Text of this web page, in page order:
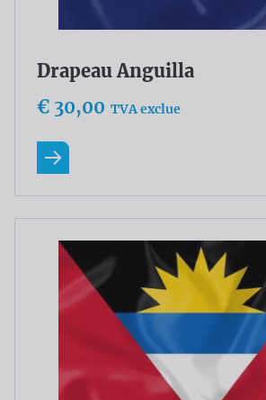
Drapeau Anguilla
€ 30,00 TVA exclue
En savoir plus